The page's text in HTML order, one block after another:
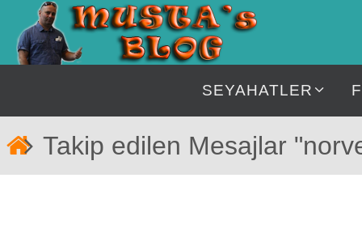
İçeriğe
geç
SEYAHATLER
Takip edilen Mesajlar